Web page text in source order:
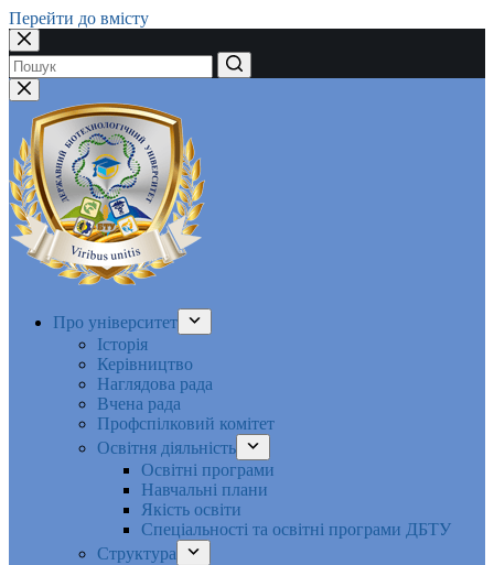
Перейти до вмісту
Немає
результатів
Про університет
Історія
Керівництво
Наглядова рада
Вчена рада
Профспілковий комітет
Освітня діяльність
Освітні програми
Навчальні плани
Якість освіти
Спеціальності та освітні програми ДБТУ
Структура